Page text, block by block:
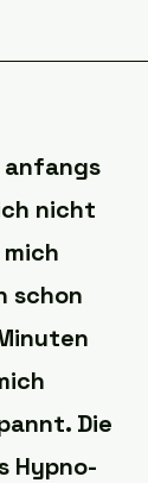
anfangs
nicht
schon
Die
Hypno-